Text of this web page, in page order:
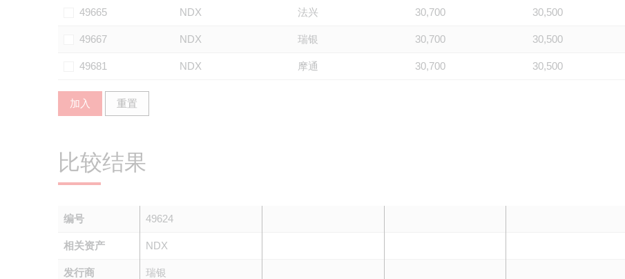
49665 NDX 法兴 30,700 30,500
49667 NDX 瑞银 30,700 30,500
49681 NDX 摩通 30,700 30,500
加入 重置
比较结果
编号 49624
相关资产 NDX
发行商 瑞银